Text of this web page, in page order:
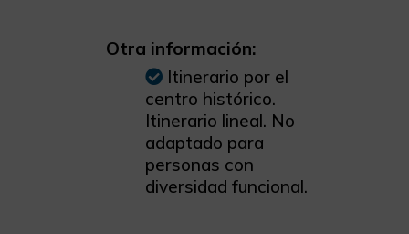
Otra información:
Itinerario por el
centro histórico.
Itinerario lineal. No
adaptado para
personas con
diversidad funcional.